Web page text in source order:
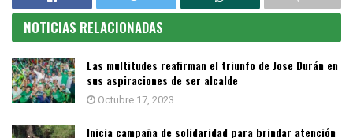
NOTICIAS RELACIONADAS
Las multitudes reafirman el triunfo de Jose Durán en
sus aspiraciones de ser alcalde
Octubre 17, 2023
Inicia campaña de solidaridad para brindar atención